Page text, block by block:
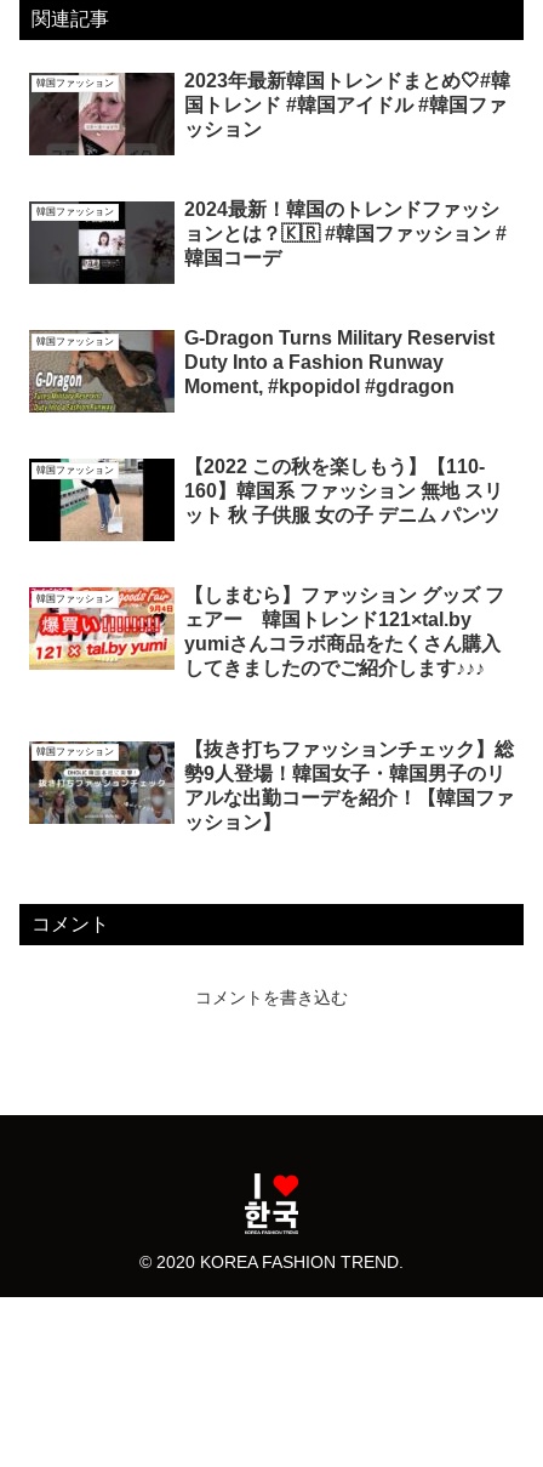
関連記事
韓国ファッション
2023年最新韓国トレンドまとめ🤍#韓
国トレンド #韓国アイドル #韓国ファ
ッション
韓国ファッション
2024最新！韓国のトレンドファッシ
ョンとは？🇰🇷 #韓国ファッション #
韓国コーデ
韓国ファッション
G-Dragon Turns Military Reservist
Duty Into a Fashion Runway
Moment, #kpopidol #gdragon
韓国ファッション
【2022 この秋を楽しもう】【110-
160】韓国系 ファッション 無地 スリ
ット 秋 子供服 女の子 デニム パンツ
韓国ファッション
【しまむら】ファッション グッズ フ
ェアー 韓国トレンド121×tal.by
yumiさんコラボ商品をたくさん購入
してきましたのでご紹介します♪♪♪
韓国ファッション
【抜き打ちファッションチェック】総
勢9人登場！韓国女子・韓国男子のリ
アルな出勤コーデを紹介！【韓国ファ
ッション】
コメント
コメントを書き込む
© 2020 KOREA FASHION TREND.